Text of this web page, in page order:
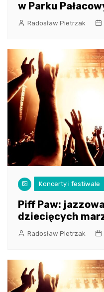
w Parku
Radosław Pietrzak
Koncerty i festiwale
Piff Paw:
dziecięcych
Radosław Pietrzak